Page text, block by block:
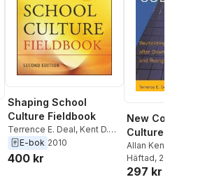
Shaping School
Culture Fieldbook
Terrence E. Deal, Kent D.
Peterson
E-bok 2010
400 kr
New
Cultures
Allan Kennedy
Deal
Häftad, 2000
297 kr